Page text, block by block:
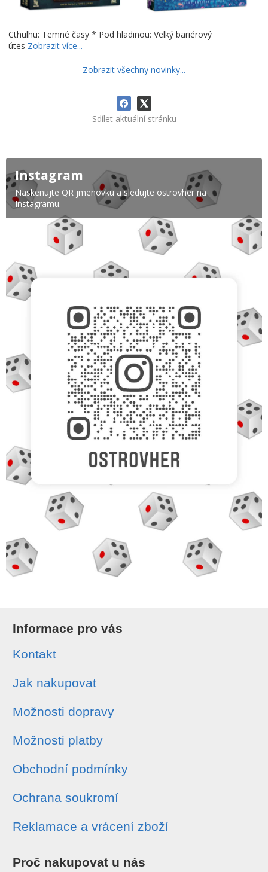
Cthulhu: Temné časy * Pod hladinou: Velký bariérový
útes Zobrazit více...
Zobrazit všechny novinky...
Sdílet aktuální stránku
Instagram
Naskenujte QR jmenovku a sledujte ostrovher na
Instagramu.
Informace pro vás
Kontakt
Jak nakupovat
Možnosti dopravy
Možnosti platby
Obchodní podmínky
Ochrana soukromí
Reklamace a vrácení zboží
Proč nakupovat u nás